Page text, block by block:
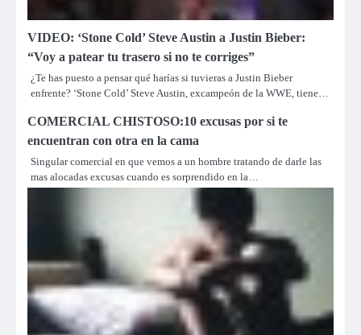
VIDEO: ‘Stone Cold’ Steve Austin a Justin Bieber:
“Voy a patear tu trasero si no te corriges”
¿Te has puesto a pensar qué harías si tuvieras a Justin Bieber
enfrente? ‘Stone Cold’ Steve Austin, excampeón de la WWE, tiene…
COMERCIAL CHISTOSO:10 excusas por si te
encuentran con otra en la cama
Singular comercial en que vemos a un hombre tratando de darle las
mas alocadas excusas cuando es sorprendido en la…